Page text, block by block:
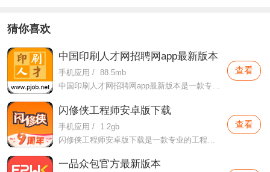
猜你喜欢
中国印刷人才网招聘网app最新版本
手机应用 / 88.5mb
中国印刷人才网招聘网app最新版本是一款专门针对需要印刷岗位行业开发的招聘软件，本软件这里可以为用户们提供更加丰富的岗位和职位，还有各种适合的面试话术等，让专业的印刷人才可以找到专业的印刷岗位上班。
查看
闪修侠工程师安卓版下载
手机应用 /
1.2gb
查看
一品众包官方最新版本